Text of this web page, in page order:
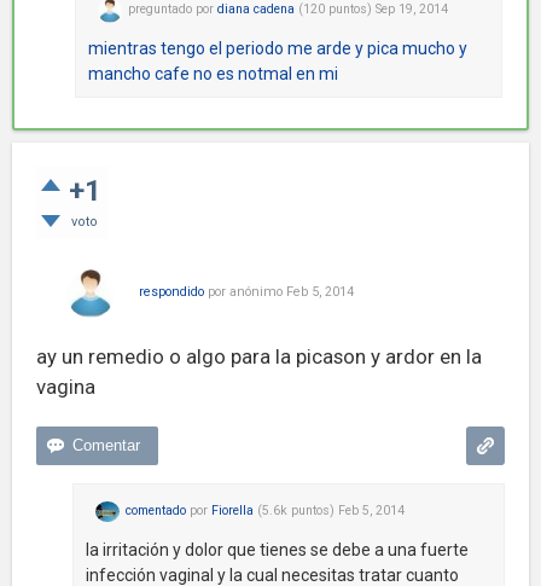
preguntado por diana cadena (120 puntos) Sep 19, 2014
mientras tengo el periodo me arde y pica mucho y
mancho cafe no es notmal en mi
+1
voto
respondido por anónimo Feb 5, 2014
ay un remedio o algo para la picason y ardor en la
vagina
comentado por Fiorella (5.6k puntos) Feb 5, 2014
la irritación y dolor que tienes se debe a una fuerte
infección vaginal y la cual necesitas tratar cuanto